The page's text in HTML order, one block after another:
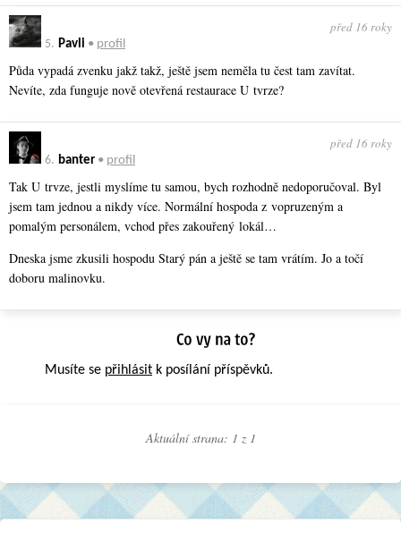
5. Pavli • profil
před 16 roky
Půda vypadá zvenku jakž takž, ještě jsem neměla tu čest tam zavítat.
Nevíte, zda funguje nově otevřená restaurace U tvrze?
6. banter • profil
před 16 roky
Tak U trvze, jestli myslíme tu samou, bych rozhodně nedoporučoval. Byl
jsem tam jednou a nikdy více. Normální hospoda z vopruzeným a
pomalým personálem, vchod přes zakouřený lokál…
Dneska jsme zkusili hospodu Starý pán a ještě se tam vrátím. Jo a točí
doboru malinovku.
Musíte se přihlásit k posílání příspěvků.
Aktuální strana: 1 z 1